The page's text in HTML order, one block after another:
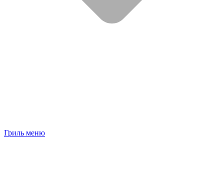
Гриль меню